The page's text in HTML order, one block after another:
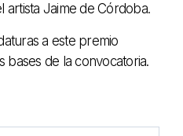
Jaime de Córdoba.
a este premio
bases de la convocatoria.